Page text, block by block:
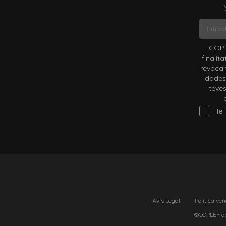
He
-
Avís Legal - Política
©COPLEF